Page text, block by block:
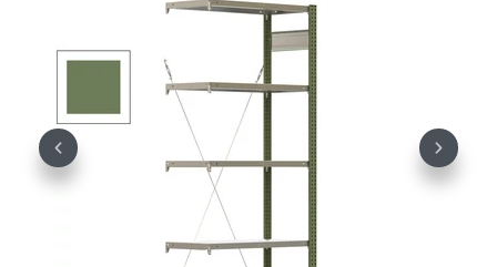
Previous Next